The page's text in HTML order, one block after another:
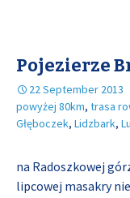
Pojezierze
22 September 2013
powyżej 80km, trasa
Głęboczek, Lidzbark,
na Radoszkowej
lipcowej masakry